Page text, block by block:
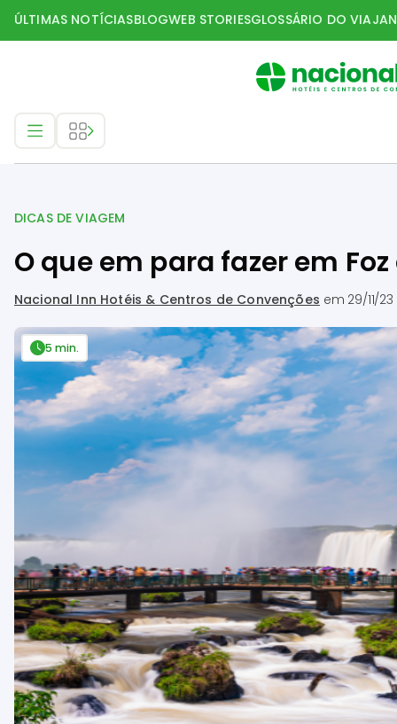
ÚLTIMAS NOTÍCIASBLOGWEB STORIESGLOSSÁRIO DO
DICAS DE VIAGEM
O que em para fazer em
Nacional Inn Hotéis & Centros de Convenções em 29/11/
5 min.